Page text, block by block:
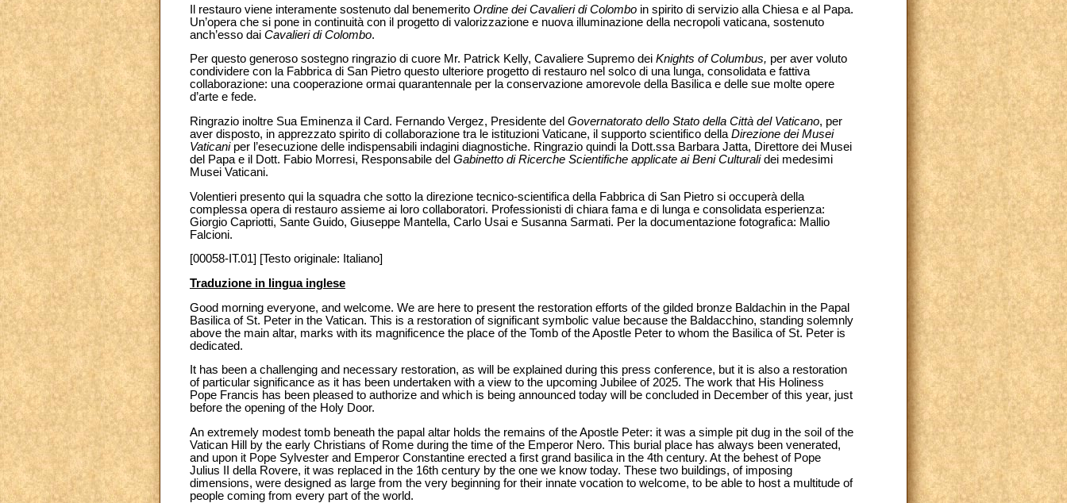
Il restauro viene interamente sostenuto dal benemerito Ordine dei Cavalieri di Colombo in spirito di servizio alla Chiesa e al Papa.
Un’opera che si pone in continuità con il progetto di valorizzazione e nuova illuminazione della necropoli vaticana, sostenuto
anch’esso dai Cavalieri di Colombo.
Per questo generoso sostegno ringrazio di cuore Mr. Patrick Kelly, Cavaliere Supremo dei Knights of Columbus, per aver voluto
condividere con la Fabbrica di San Pietro questo ulteriore progetto di restauro nel solco di una lunga, consolidata e fattiva
collaborazione: una cooperazione ormai quarantennale per la conservazione amorevole della Basilica e delle sue molte opere
d’arte e fede.
Ringrazio inoltre Sua Eminenza il Card. Fernando Vergez, Presidente del Governatorato dello Stato della Città del Vaticano, per
aver disposto, in apprezzato spirito di collaborazione tra le istituzioni Vaticane, il supporto scientifico della Direzione dei Musei
Vaticaniper l’esecuzione delle indispensabili indagini diagnostiche. Ringrazio quindi la Dott.ssa Barbara Jatta, Direttore dei Musei
del Papa e il Dott. Fabio Morresi, Responsabile del Gabinetto di Ricerche Scientifiche applicate ai Beni Culturalidei medesimi
Musei Vaticani.
Volentieri presento qui la squadra che sotto la direzione tecnico-scientifica della Fabbrica di San Pietro si occuperà della
complessa opera di restauro assieme ai loro collaboratori. Professionisti di chiara fama e di lunga e consolidata esperienza:
Giorgio Capriotti, Sante Guido, Giuseppe Mantella, Carlo Usai e Susanna Sarmati. Per la documentazione fotografica: Mallio
Falcioni.
[00058-IT.01] [Testo originale: Italiano]
Traduzione in lingua inglese
Good morning everyone, and welcome. We are here to present the restoration efforts of the gilded bronze Baldachin in the Papal
Basilica of St. Peter in the Vatican. This is a restoration of significant symbolic value because the Baldacchino, standing solemnly
above the main altar, marks with its magnificence the place of the Tomb of the Apostle Peter to whom the Basilica of St. Peter is
dedicated.
It has been a challenging and necessary restoration, as will be explained during this press conference, but it is also a restoration
of particular significance as it has been undertaken with a view to the upcoming Jubilee of 2025. The work that His Holiness
Pope Francis has been pleased to authorize and which is being announced today will be concluded in December of this year, just
before the opening of the Holy Door.
An extremely modest tomb beneath the papal altar holds the remains of the Apostle Peter: it was a simple pit dug in the soil of the
Vatican Hill by the early Christians of Rome during the time of the Emperor Nero. This burial place has always been venerated,
and upon it Pope Sylvester and Emperor Constantine erected a first grand basilica in the 4th century. At the behest of Pope
Julius II della Rovere, it was replaced in the 16th century by the one we know today. These two buildings, of imposing
dimensions, were designed as large from the very beginning for their innate vocation to welcome, to be able to host a multitude of
people coming from every part of the world.